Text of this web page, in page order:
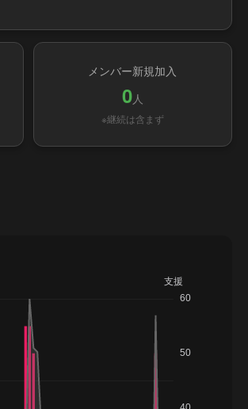
メンバー新規加入
0人
※継続は含まず